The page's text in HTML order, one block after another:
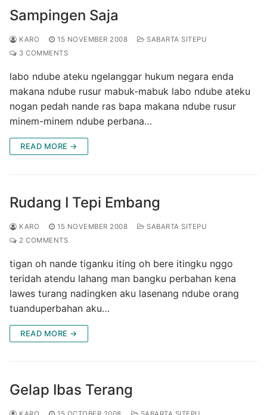
Sampingen Saja
KARO 15 NOVEMBER 2008
SABARTA SITEPU
3 COMMENTS
labo ndube ateku ngelanggar hukum negara enda
makana ndube rusur mabuk-mabuk labo ndube ateku
nogan pedah nande ras bapa makana ndube rusur
minem-minem ndube perbana…
READ MORE →
Rudang I Tepi Embang
KARO 15 NOVEMBER 2008
SABARTA SITEPU
2 COMMENTS
tigan oh nande tiganku iting oh bere itingku nggo
teridah atendu lahang man bangku perbahan kena
lawes turang nadingken aku lasenang ndube orang
tuanduperbahan aku…
READ MORE →
Gelap Ibas Terang